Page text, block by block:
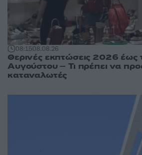
08:1508.08.26
Θερινές εκπτώσεις 2026 έως
Αυγούστου – Τι πρέπει να
καταναλωτές